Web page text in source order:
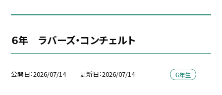
６年 ラバーズ・コンチェルト
公開日 2026/07/14 更新日 2026/07/14 ６年生